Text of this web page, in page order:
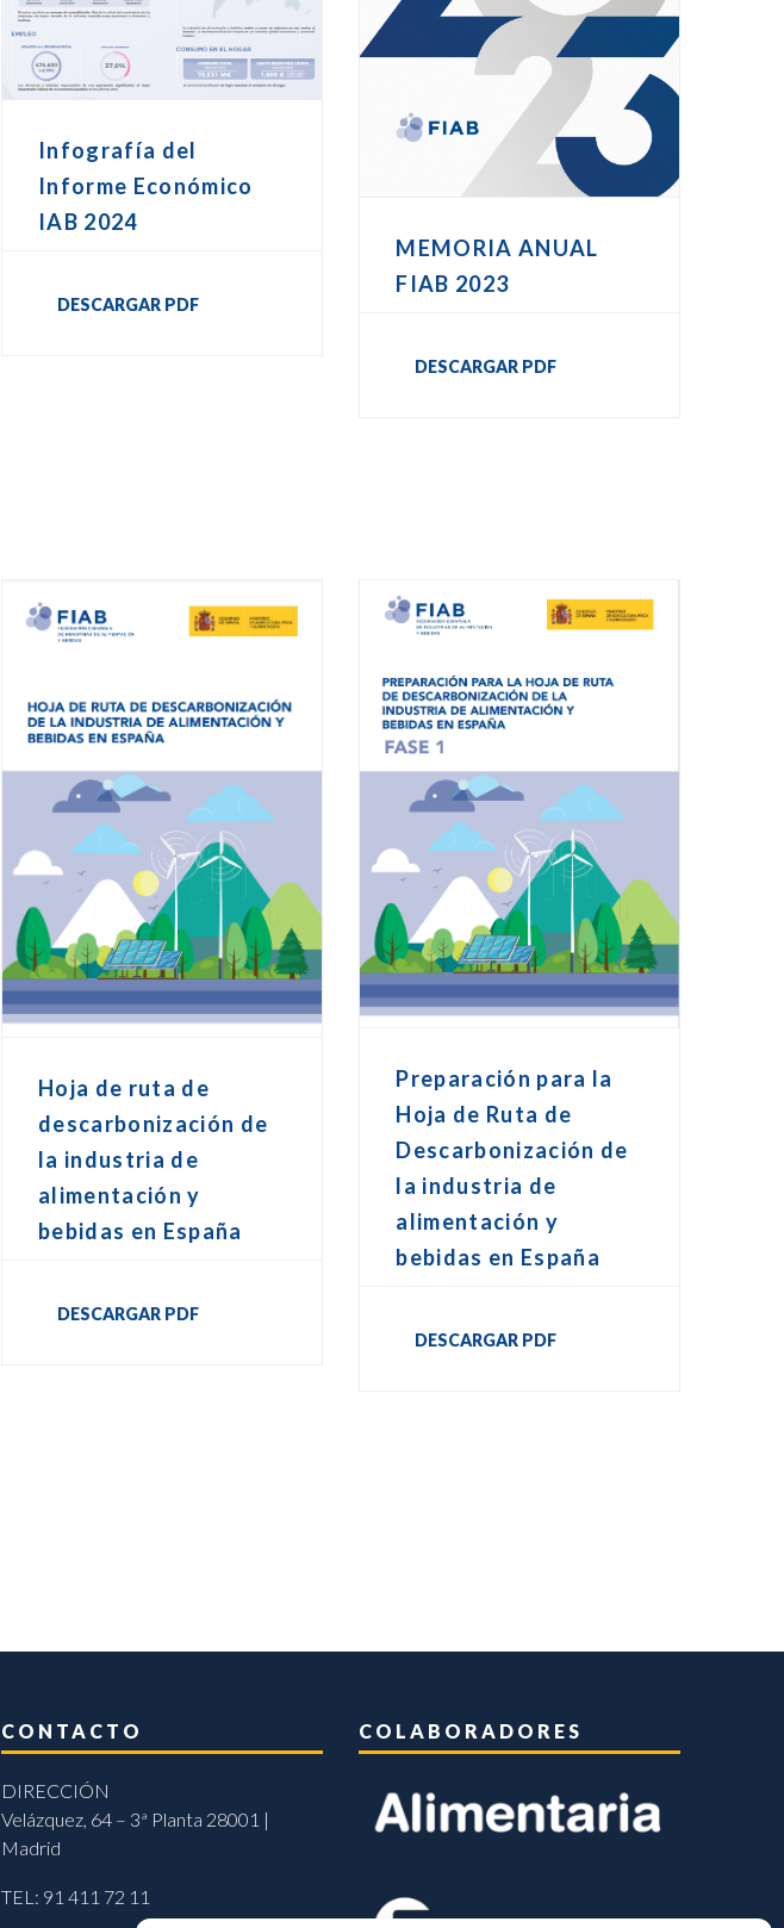
Infografía del
Informe Económico
IAB 2024
DESCARGAR PDF
MEMORIA ANUAL
FIAB 2023
DESCARGAR PDF
Hoja de ruta de
descarbonización de
la industria de
alimentación y
bebidas en España
DESCARGAR PDF
Preparación para la
Hoja de Ruta de
Descarbonización de
la industria de
alimentación y
bebidas en España
DESCARGAR PDF
CONTACTO
DIRECCIÓN
Velázquez, 64 – 3ª Planta 28001 |
Madrid
TEL: 91 411 72 11
COLABORADORES